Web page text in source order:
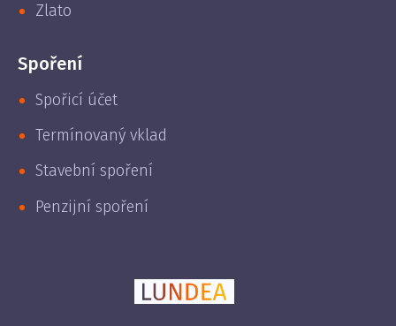
Zlato
Spoření
Spořicí účet
Termínovaný vklad
Stavební spoření
Penzijní spoření